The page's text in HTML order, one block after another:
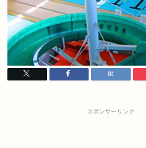
スポンサーリンク